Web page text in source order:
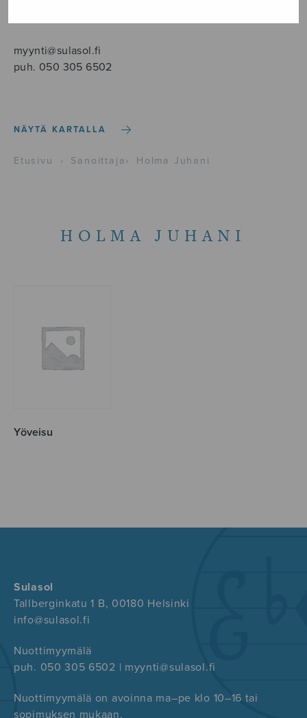
myynti@sulasol.fi
puh. 050 305 6502
NÄYTÄ KARTALLA
Etusivu › Sanoittaja › Holma Juhani
HOLMA JUHANI
Yöveisu
Sulasol
Tallberginkatu 1 B, 00180 Helsinki
info@sulasol.fi
Nuottimyymälä
puh. 050 305 6502 | myynti@sulasol.fi
Nuottimyymälä on avoinna ma–pe klo 10–16 tai
sopimuksen mukaan.